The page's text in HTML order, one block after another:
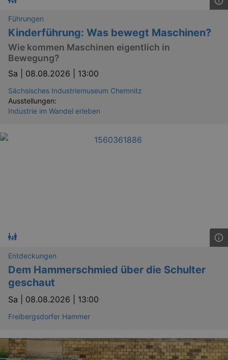
Führungen
Kinderführung: Was bewegt Maschinen?
Wie kommen Maschinen eigentlich in
Bewegung?
Sa | 08.08.2026 | 13:00
Sächsisches Industriemuseum Chemnitz
Ausstellungen:
Industrie im Wandel erleben
Entdeckungen
Dem Hammerschmied über die Schulter
geschaut
Sa | 08.08.2026 | 13:00
Freibergsdorfer Hammer